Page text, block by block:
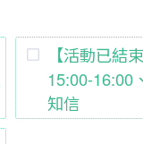
【活動已結
15:00-16:00
知信